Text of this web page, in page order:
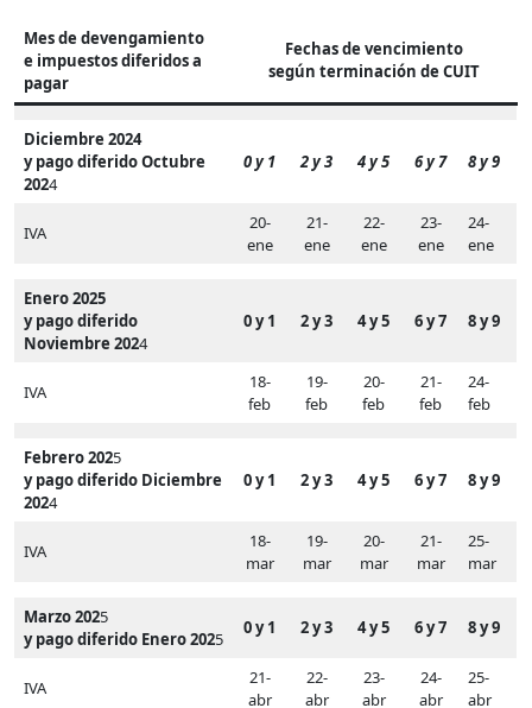
Mes de devengamiento
e impuestos diferidos a
pagar
Fechas de vencimiento
según terminación de CUIT
Diciembre 2024
y pago diferido Octubre
2024
0 y 1 2 y 3 4 y 5 6 y 7 8 y 9
IVA
20-
ene
21-
ene
22-
ene
23-
ene
24-
ene
Enero 2025
y pago diferido
Noviembre 2024
0 y 1 2 y 3 4 y 5 6 y 7 8 y 9
IVA
18-
feb
19-
feb
20-
feb
21-
feb
24-
feb
Febrero 2025
y pago diferido Diciembre
2024
0 y 1 2 y 3 4 y 5 6 y 7 8 y 9
IVA
18-
mar
19-
mar
20-
mar
21-
mar
25-
mar
Marzo 2025
y pago diferido Enero 2025
0 y 1 2 y 3 4 y 5 6 y 7 8 y 9
IVA
21-
abr
22-
abr
23-
abr
24-
abr
25-
abr